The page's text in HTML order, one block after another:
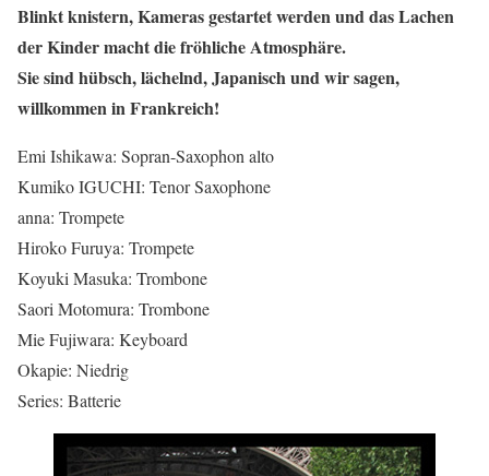
Blinkt knistern, Kameras gestartet werden und das Lachen
der Kinder macht die fröhliche Atmosphäre.
Sie sind hübsch, lächelnd, Japanisch und wir sagen,
willkommen in Frankreich!
Emi Ishikawa: Sopran-Saxophon alto
Kumiko IGUCHI: Tenor Saxophone
anna: Trompete
Hiroko Furuya: Trompete
Koyuki Masuka: Trombone
Saori Motomura: Trombone
Mie Fujiwara: Keyboard
Okapie: Niedrig
Series: Batterie